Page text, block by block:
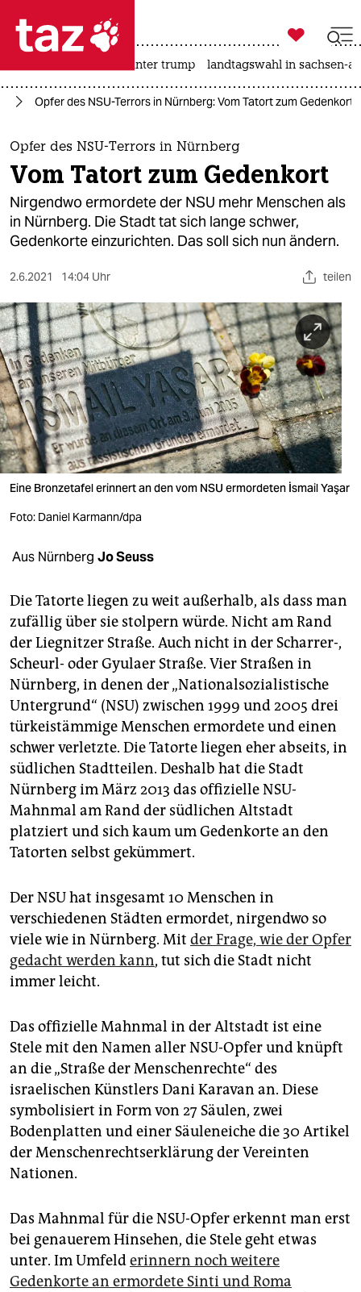
 taz zahl ich
taz zahl ich
themen
politik
öko
sport
berlin
nord
wahrheit
verlag
shop
fragen & hilfe
unterstützen
abo
genossenschaft
epaper login

taz zahl ich
usa unter trump landtagswahl in sachsen-
Opfer des NSU-Terrors in Nürnberg: Vom Tatort zum Gedenkort
Opfer des NSU-Terrors in Nürnberg
Vom Tatort zum Gedenkort
Nirgendwo ermordete der NSU mehr Menschen als
in Nürnberg. Die Stadt tat sich lange schwer,
Gedenkorte einzurichten. Das soll sich nun ändern.
2.6.2021 14:04 Uhr teilen
Eine Bronzetafel erinnert an den vom NSU ermordeten İsmail Yaşar
Foto: Daniel Karmann/dpa
Aus Nürnberg Jo Seuss
Die Tatorte liegen zu weit außerhalb, als dass man
zufällig über sie stolpern würde. Nicht am Rand
der Liegnitzer Straße. Auch nicht in der Scharrer-,
Scheurl- oder Gyulaer Straße. Vier Straßen in
Nürnberg, in denen der „Nationalsozialistische
Untergrund“ (NSU) zwischen 1999 und 2005 drei
türkeistämmige Menschen ermordete und einen
schwer verletzte. Die Tatorte liegen eher abseits, in
südlichen Stadtteilen. Deshalb hat die Stadt
Nürnberg im März 2013 das offizielle NSU-
Mahnmal am Rand der südlichen Altstadt
platziert und sich kaum um Gedenkorte an den
Tatorten selbst gekümmert.
Der NSU hat insgesamt 10 Menschen in
verschiedenen Städten ermordet, nirgendwo so
viele wie in Nürnberg. Mit der Frage, wie der Opfer
gedacht werden kann, tut sich die Stadt nicht
immer leicht.
Das offizielle Mahnmal in der Altstadt ist eine
Stele mit den Namen aller NSU-Opfer und knüpft
an die „Straße der Menschenrechte“ des
israelischen Künstlers Dani Karavan an. Diese
symbolisiert in Form von 27 Säulen, zwei
Bodenplatten und einer Säuleneiche die 30 Artikel
der Menschenrechtserklärung der Vereinten
Nationen.
Das Mahnmal für die NSU-Opfer erkennt man erst
bei genauerem Hinsehen, die Stele geht etwas
unter. Im Umfelderinnern noch weitere
Gedenkorte an ermordete Sinti und Roma